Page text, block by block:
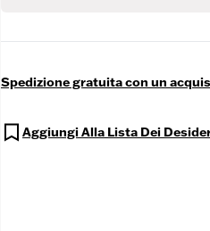
Spedizione gratuita con un
Aggiungi Alla Lista Dei